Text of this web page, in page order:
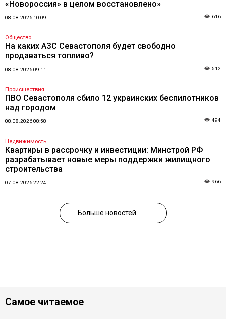
«Новороссия» в целом восстановлено»
08.08.2026 10:09 616
Общество
На каких АЗС Севастополя будет свободно
продаваться топливо?
08.08.2026 09:11 512
Происшествия
ПВО Севастополя сбило 12 украинских беспилотников
над городом
08.08.2026 08:58 494
Недвижимость
Квартиры в рассрочку и инвестиции: Минстрой РФ
разрабатывает новые меры поддержки жилищного
строительства
07.08.2026 22:24 966
Больше новостей
Самое читаемое